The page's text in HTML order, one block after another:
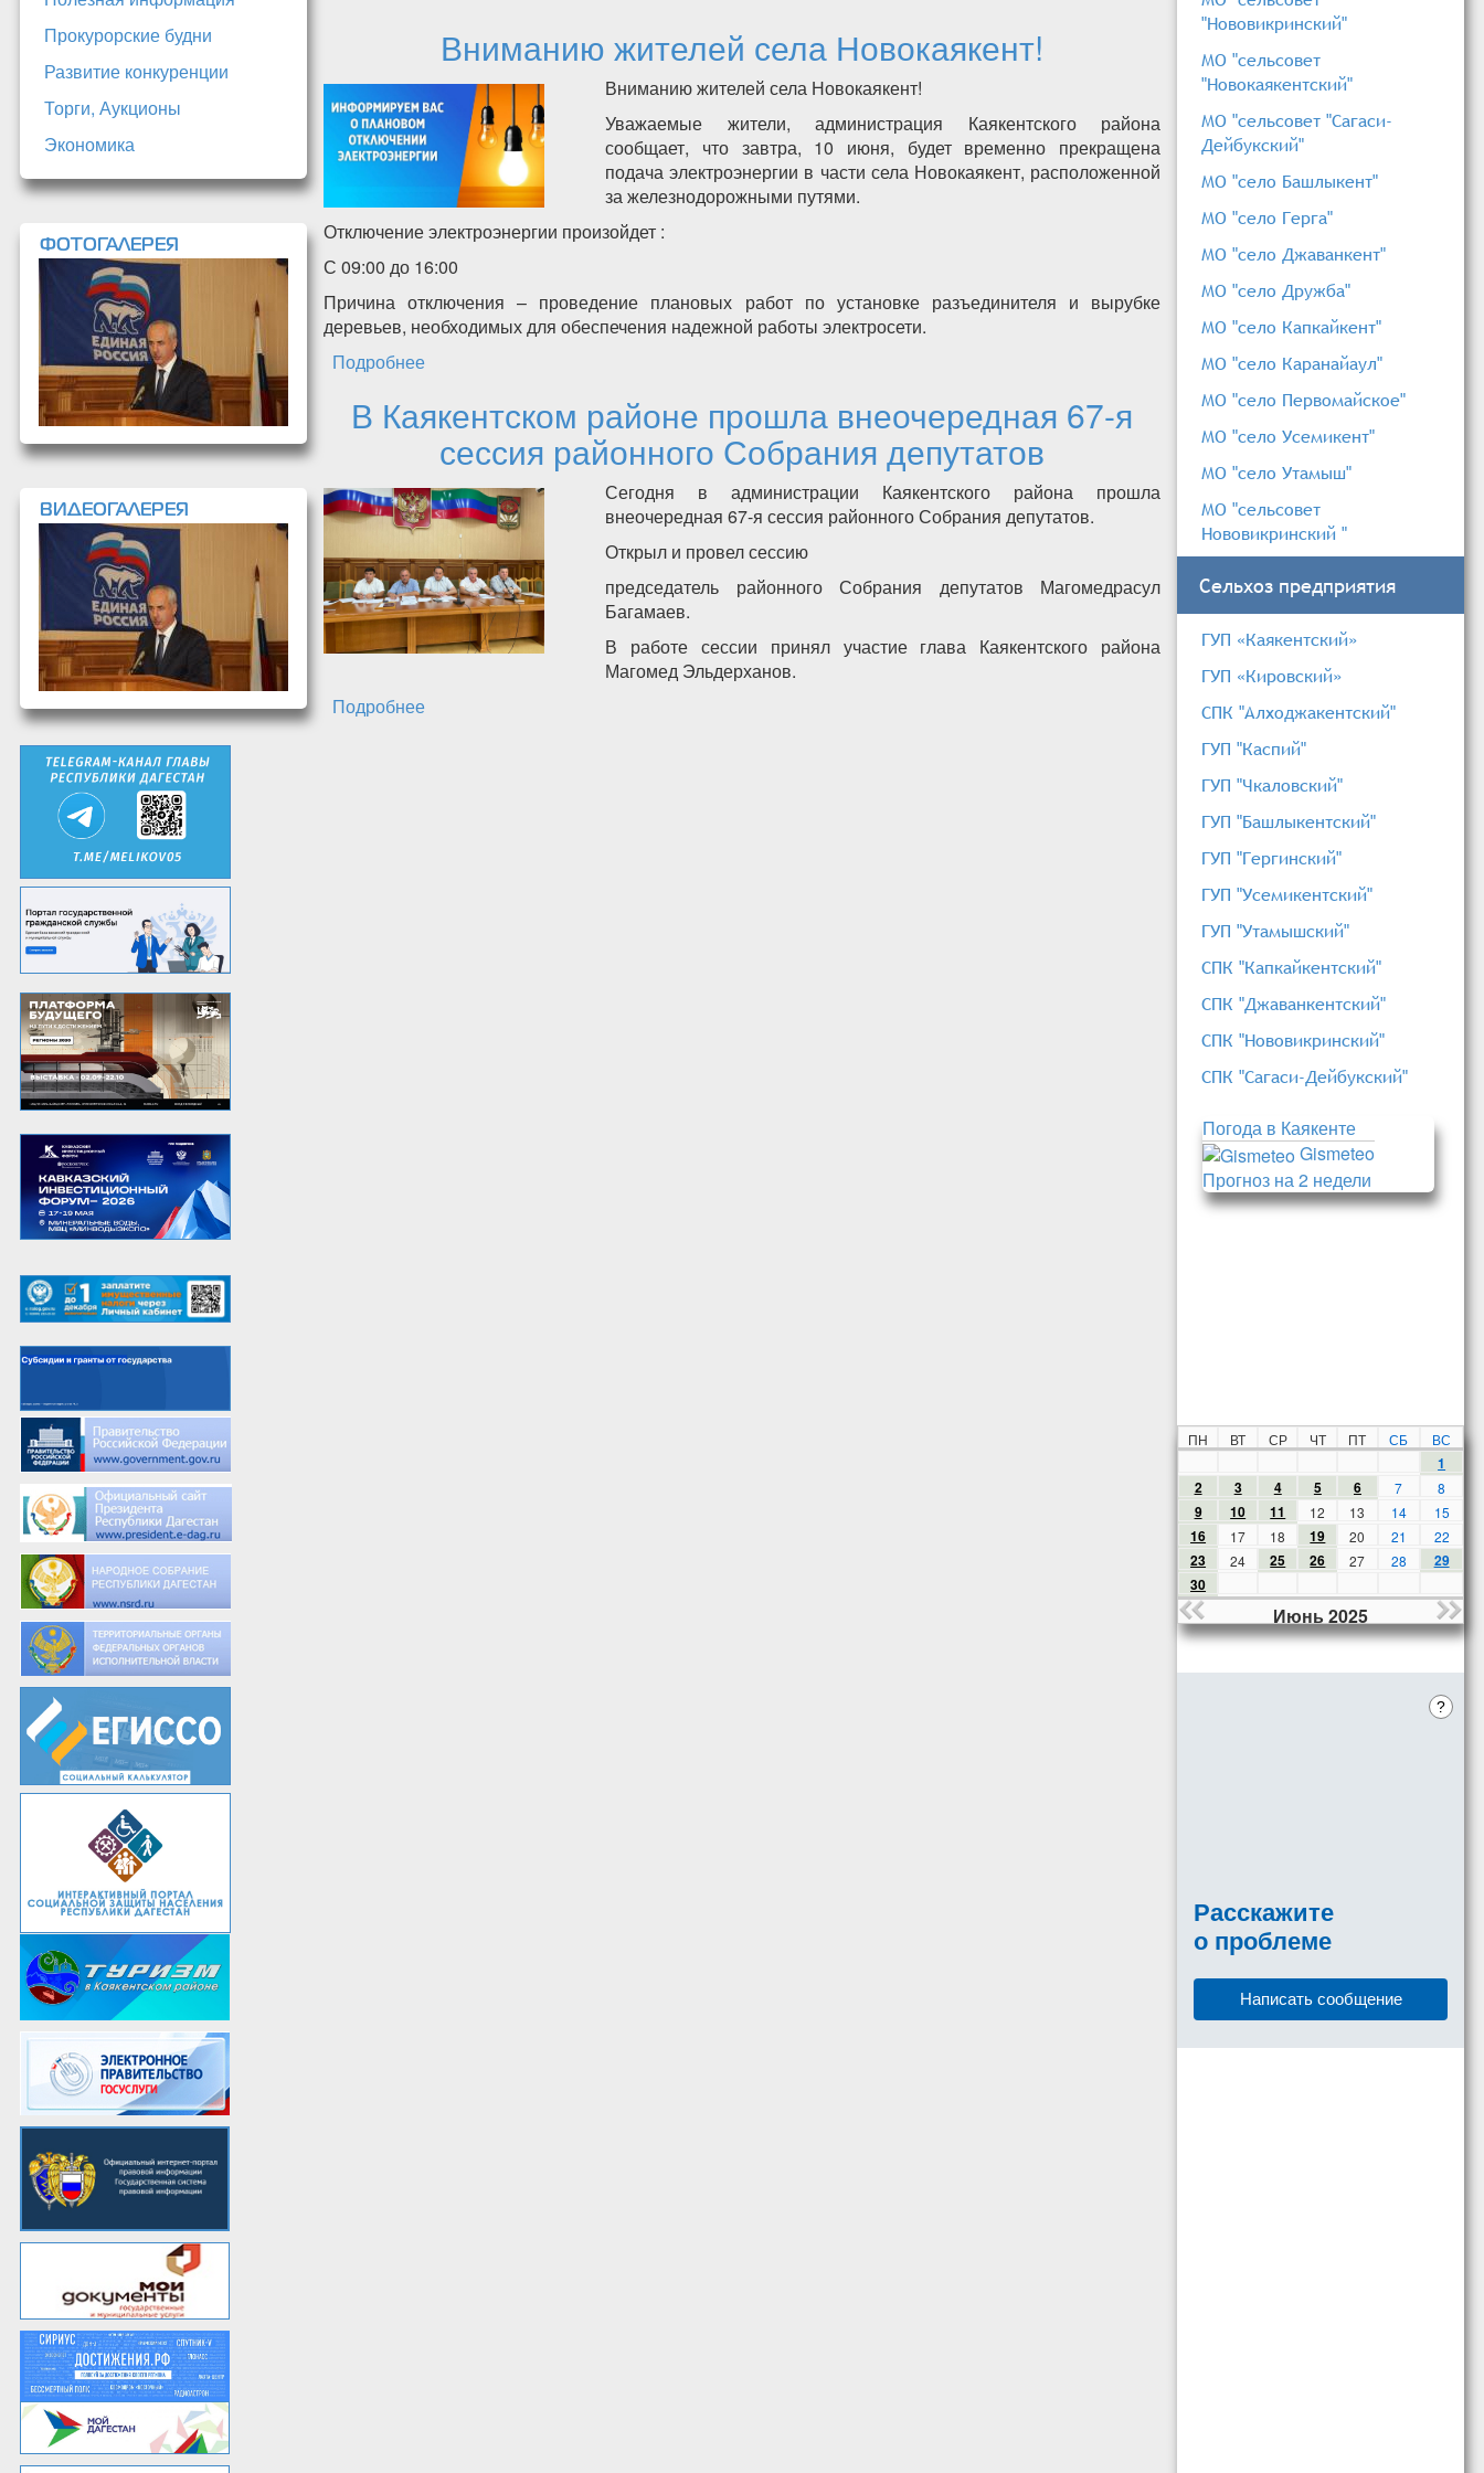
Прокурорские будни
Развитие конкуренции
Торги, Аукционы
Экономика
ФОТОГАЛЕРЕЯ
ВИДЕОГАЛЕРЕЯ
Вниманию жителей села Новокаякент!
Вниманию жителей села Новокаякент!
Уважаемые жители, администрация Каякентского района
сообщает, что завтра, 10 июня, будет временно прекращена
подача электроэнергии в части села Новокаякент, расположенной
за железнодорожными путями.
Отключение электроэнергии произойдет :
С 09:00 до 16:00
Причина отключения – проведение плановых работ по установке разъединителя и вырубке
деревьев, необходимых для обеспечения надежной работы электросети.
Подробнее
В Каякентском районе прошла внеочередная 67-я
сессия районного Собрания депутатов
Сегодня в администрации Каякентского района прошла
внеочередная 67-я сессия районного Собрания депутатов.
Открыл и провел сессию
председатель районного Собрания депутатов Магомедрасул
Багамаев.
В работе сессии принял участие глава Каякентского района
Магомед Эльдерханов.
Подробнее
"Нововикринский"
МО "сельсовет
"Новокаякентский"
МО "сельсовет "Сагаси-
Дейбукский"
МО "село Башлыкент"
МО "село Герга"
МО "село Джаванкент"
МО "село Дружба"
МО "село Капкайкент"
МО "село Каранайаул"
МО "село Первомайское"
МО "село Усемикент"
МО "село Утамыш"
МО "сельсовет
Нововикринский "
Сельхоз предприятия
ГУП «Каякентский»
ГУП «Кировский»
СПК "Алходжакентский"
ГУП "Каспий"
ГУП "Чкаловский"
ГУП "Башлыкентский"
ГУП "Гергинский"
ГУП "Усемикентский"
ГУП "Утамышский"
СПК "Капкайкентский"
СПК "Джаванкентский"
СПК "Нововикринский"
СПК "Сагаси-Дейбукский"
Погода в Каякенте
Gismeteo
Прогноз на 2 недели
ПН ВТ СР ЧТ ПТ СБ ВС
1
2
3 4 5 6 7 8
9 10 11 12 13 14 15
16 17 18 19 20 21 22
23 24 25 26 27 28
29
30
Июнь 2025
?
Расскажите
о проблеме
Написать сообщение